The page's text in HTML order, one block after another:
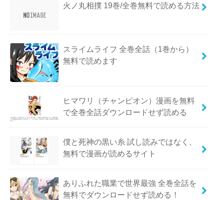
火ノ丸相撲 19巻/全巻無料で読める方法
スライムライフ 全巻全話（1巻から）
無料で読めます
ヒマワリ（チャンピオン）漫画を無料
で全巻全話ダウンロードせず読める
僕と死神の黒い糸 試し読みではなく、
無料で漫画が読めるサイト
ありふれた職業で世界最強 全巻全話を
無料でダウンロードせず読める！